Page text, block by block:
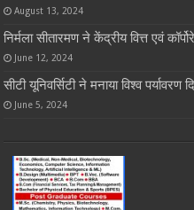
August 13, 2024
निर्मला सीतारमण ने केंद्रीय वित्त एवं
June 12, 2024
सीटी यूनिवर्सिटी ने मनाया विश्व पर्यावरण
June 5, 2024